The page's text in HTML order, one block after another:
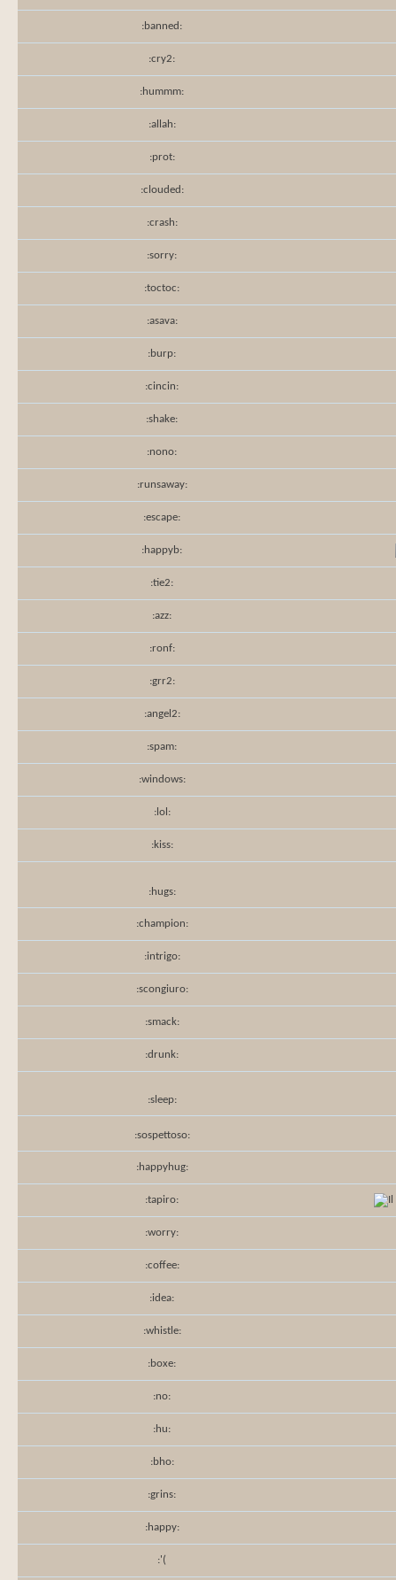
:banned:
:cry2:
:hummm:
:allah:
:prot:
:clouded:
:crash:
:sorry:
:toctoc:
:asava:
:burp:
:cincin:
:shake:
:nono:
:runsaway:
:escape:
:happyb:
:tie2:
:azz:
:ronf:
:grr2:
:angel2:
:spam:
:windows:
:lol:
:kiss:
:hugs:
:champion:
:intrigo:
:scongiuro:
:smack:
:drunk:
:sleep:
:sospettoso:
:happyhug:
:tapiro:
:worry:
:coffee:
:idea:
:whistle:
:boxe:
:no:
:hu:
:bho:
:grins:
:happy:
:'(